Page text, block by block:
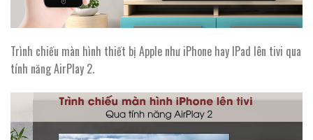
Trình chiếu màn hình thiết bị Apple như iPhone hay IPad lên tivi qua
tính năng AirPlay 2.